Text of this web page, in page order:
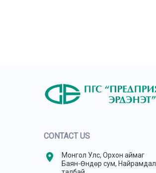
CONTACT US
location_on
Монгол Улс, Орхон аймаг
Баян-Өндөр сум, Найрамдал